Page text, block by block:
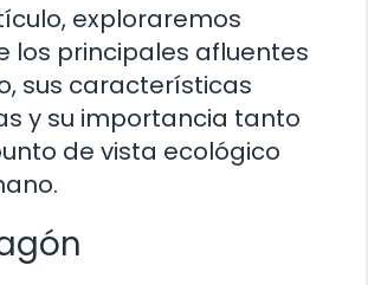
exploraremos
los principales afluentes
sus características
y su importancia tanto
de vista ecológico